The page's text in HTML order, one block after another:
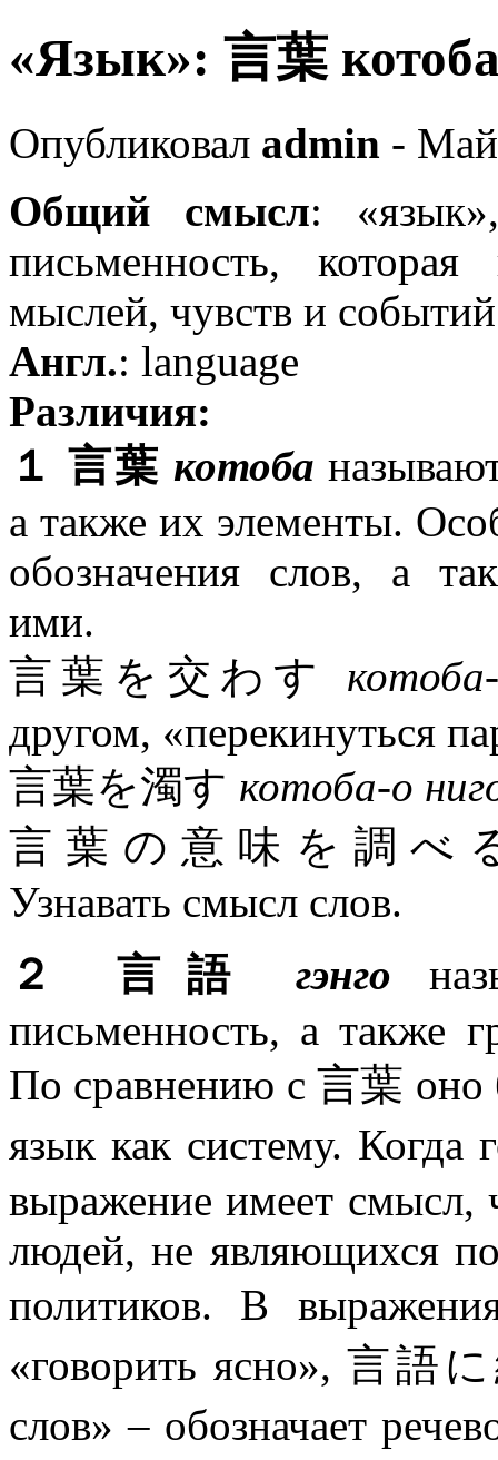
«Язык»: 言葉
Опубликовал admin -
Общий смысл:
письменность,
мыслей, чувств и
Англ.: language
Различия:
１ 言葉 котоба
а также их элементы.
обозначения слов, а
ими.
言葉を交わす
другом, «перекинуться
言葉を濁す котоба-о
言葉の意味を調
Узнавать смысл слов.
２ 言語 гэнго
письменность, а также
По сравнению с 言葉 оно
язык как систему.
выражение имеет смысл,
людей, не являющихся
политиков. В
«говорить ясно», 言語
слов» – обозначает